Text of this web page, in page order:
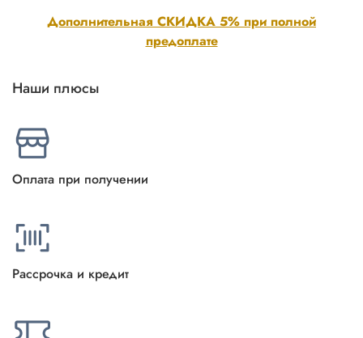
Дополнительная СКИДКА 5% при полной
предоплате
Наши плюсы
Оплата при получении
Рассрочка и кредит